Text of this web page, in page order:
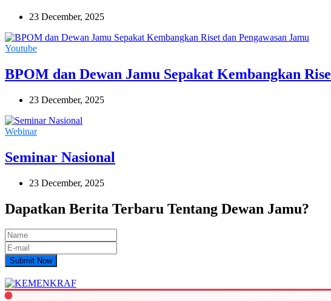
23 December, 2025
Youtube
BPOM dan Dewan Jamu Sepakat Kembangkan
23 December, 2025
Webinar
Seminar Nasional
23 December, 2025
Dapatkan Berita Terbaru Tentang Dewan Jamu?
Submit Now